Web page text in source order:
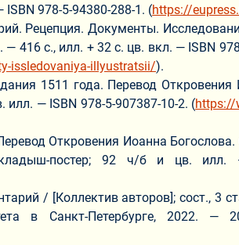
978-5-94380-288-1. (https://
Рецепция. Документы.
416 с., илл. + 32 с. цв. вкл. — ISBN
issledovaniya-illyustratsii/).
1511 года. Перевод
— ISBN 978-5-907387-10-2. (https://
Откровения Иоанна
постер; 92 ч/б и цв. илл. —
/ [Коллектив авторов]; сост., 3
в Санкт-Петербурге, 2022. —